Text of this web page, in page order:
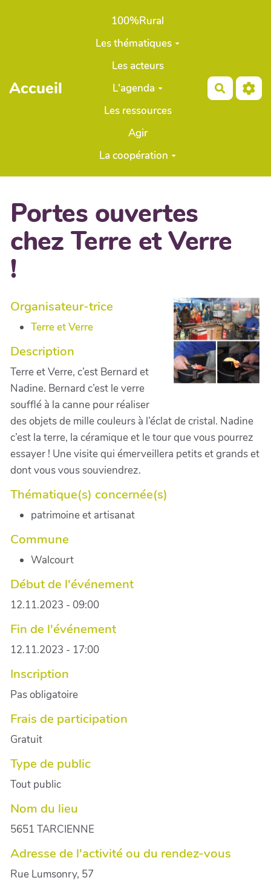
Aller au contenu principal
Accueil
100%Rural
Les thématiques
Les acteurs
L'agenda
Les ressources
Agir
La coopération
Portes ouvertes
chez Terre et Verre
!
Organisateur-trice
Terre et Verre
Description
Terre et Verre, c’est Bernard et
Nadine. Bernard c’est le verre
soufflé à la canne pour réaliser
des objets de mille couleurs à l’éclat de cristal. Nadine
c’est la terre, la céramique et le tour que vous pourrez
essayer ! Une visite qui émerveillera petits et grands et
dont vous vous souviendrez.
Thématique(s) concernée(s)
patrimoine et artisanat
Commune
Walcourt
Début de l'événement
12.11.2023 - 09:00
Fin de l'événement
12.11.2023 - 17:00
Inscription
Pas obligatoire
Frais de participation
Gratuit
Type de public
Tout public
Nom du lieu
5651 TARCIENNE
Adresse de l'activité ou du rendez-vous
Rue Lumsonry, 57